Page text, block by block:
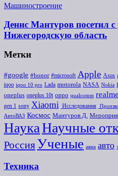
Машиностроение
Денис Мантуров посетил
Нижегородскую область
Метки
#google #honor #microsoft Apple Asus
iqoo iqoo 10 pro Lada motorola NASA Nokia
oneplus oneplus 10t oppo qualcomm realme
gen 1 sony Xiaomi Исследования
АвтоВАЗ Космос Мантуров Д.
НаукаНаучные
Россия Ученые авиа авто
Техника